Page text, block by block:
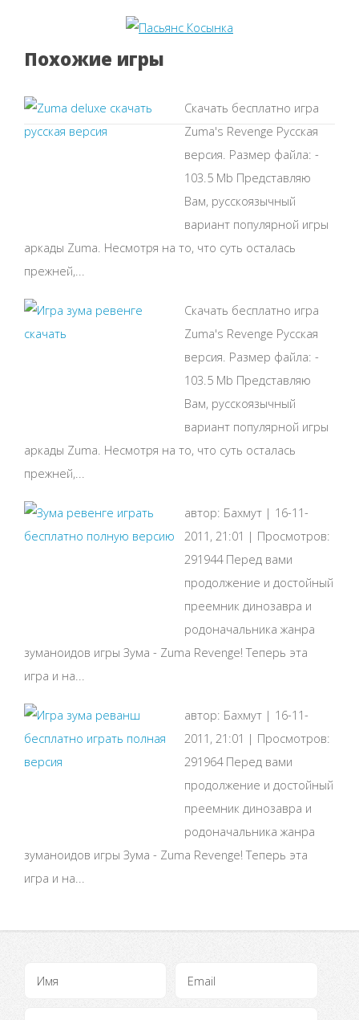
Похожие игры
Скачать бесплатно игра
Zuma's Revenge Русская
версия. Размер файла: -
103.5 Mb Представляю
Вам, русскоязычный
вариант популярной игры
аркады Zuma. Несмотря на то, что суть осталась
прежней,...
Скачать бесплатно игра
Zuma's Revenge Русская
версия. Размер файла: -
103.5 Mb Представляю
Вам, русскоязычный
вариант популярной игры
аркады Zuma. Несмотря на то, что суть осталась
прежней,...
автор: Бахмут | 16-11-
2011, 21:01 | Просмотров:
291944 Перед вами
продолжение и достойный
преемник динозавра и
родоначальника жанра
зуманоидов игры Зума - Zuma Revenge! Теперь эта
игра и на...
автор: Бахмут | 16-11-
2011, 21:01 | Просмотров:
291964 Перед вами
продолжение и достойный
преемник динозавра и
родоначальника жанра
зуманоидов игры Зума - Zuma Revenge! Теперь эта
игра и на...